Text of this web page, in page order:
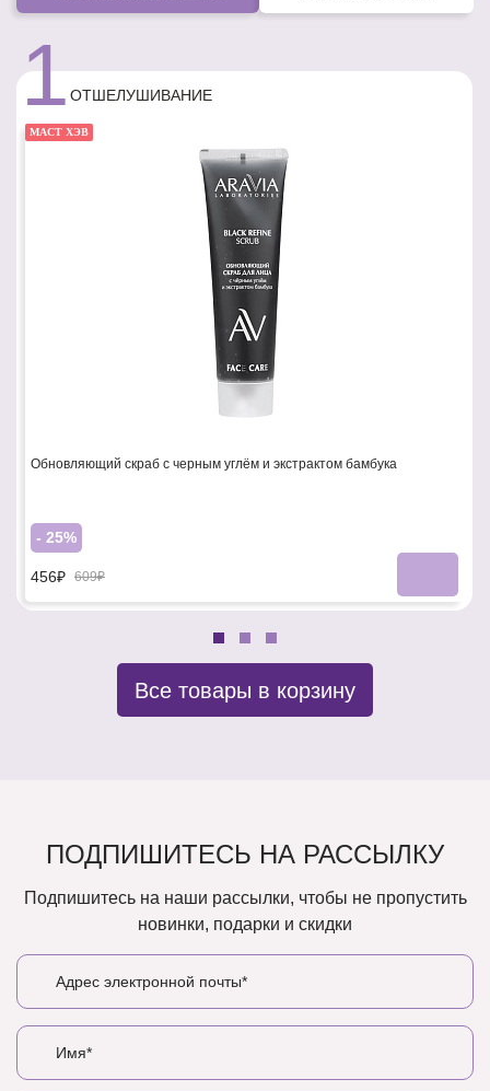
1ОТШЕЛУШИВАНИЕ
МАСТ ХЭВ
Обновляющий скраб с черным углём и экстрактом бамбука
- 25%
456₽ 609₽
Все товары в корзину
ПОДПИШИТЕСЬ НА РАССЫЛКУ
Подпишитесь на наши рассылки, чтобы не пропустить
новинки, подарки и скидки